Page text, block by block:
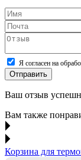
Я согласен на
Отправить
Ваш отзыв
Вам также
Корзина для